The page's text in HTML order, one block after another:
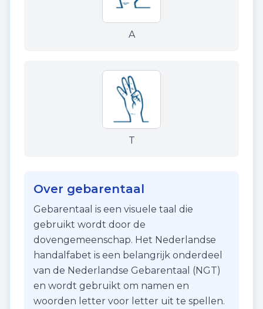
A
T
Over gebarentaal
Gebarentaal is een visuele taal die
gebruikt wordt door de
dovengemeenschap. Het Nederlandse
handalfabet is een belangrijk onderdeel
van de Nederlandse Gebarentaal (NGT)
en wordt gebruikt om namen en
woorden letter voor letter uit te spellen.